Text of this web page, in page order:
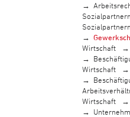
Sozialpartnern
Sozialpartnern
Wirtschaft
Wirtschaft
Wirtschaft